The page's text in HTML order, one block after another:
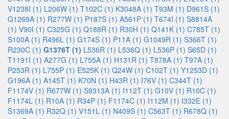
V1238I (1) L206W (1) T102C (1) K3048A (1) T93M (1) D961S (1)
G1269A (1) R277W (1) P187S (1) A561P (1) T674I (1) S8814A
(1) V90I (1) C325G (1) Q188R (1) R30H (1) Q141K (1) C785T (1)
S100A (1) R496L (1) G174S (1) P11A (1) G1049R (1) S366T (1)
R230C (1) G1376T (1) L536R (1) L536Q (1) L536P (1) S65D (1)
T1191I (1) A277G (1) L755A (1) H131R (1) T878A (1) T97A (1)
P253R (1) L755P (1) E525K (1) Q24W (1) C102T (1) Y1253D (1)
G196A (1) A145T (1) K70N (1) H43R (1) I76V (1) C344T (1)
F1174V (1) R677W (1) S9313A (1) I112T (1) G10V (1) R10C (1)
F1174L (1) R10A (1) R34P (1) F1174C (1) I112M (1) I332E (1)
S1369A (1) R32Q (1) V151L (1) N409S (1) C563T (1) R678Q (1)